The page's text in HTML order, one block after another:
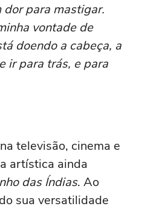
dor para mastigar.
vontade de
doendo a cabeça, a
ir para trás, e para
televisão, cinema e
artística ainda
das Índias. Ao
sua versatilidade